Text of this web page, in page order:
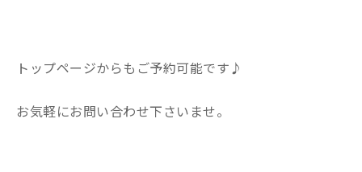
トップページからもご予約可能です♪
お気軽にお問い合わせ下さいませ。